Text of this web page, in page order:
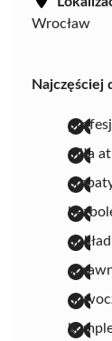
Wrocław
Najczęściej
miła